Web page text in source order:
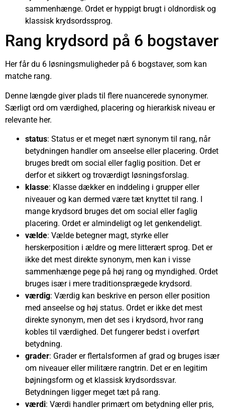
sammenhænge. Ordet er hyppigt brugt i oldnordisk og
klassisk krydsordssprog.
Rang krydsord på 6 bogstaver
Her får du 6 løsningsmuligheder på 6 bogstaver, som kan
matche rang.
Denne længde giver plads til flere nuancerede synonymer.
Særligt ord om værdighed, placering og hierarkisk niveau er
relevante her.
status: Status er et meget nært synonym til rang, når
betydningen handler om anseelse eller placering. Ordet
bruges bredt om social eller faglig position. Det er
derfor et sikkert og troværdigt løsningsforslag.
klasse: Klasse dækker en inddeling i grupper eller
niveauer og kan dermed være tæt knyttet til rang. I
mange krydsord bruges det om social eller faglig
placering. Ordet er almindeligt og let genkendeligt.
vældе: Vælde betegner magt, styrke eller
herskerposition i ældre og mere litterært sprog. Det er
ikke det mest direkte synonym, men kan i visse
sammenhænge pege på høj rang og myndighed. Ordet
bruges især i mere traditionsprægede krydsord.
værdig: Værdig kan beskrive en person eller position
med anseelse og høj status. Ordet er ikke det mest
direkte synonym, men det ses i krydsord, hvor rang
kobles til værdighed. Det fungerer bedst i overført
betydning.
grader: Grader er flertalsformen af grad og bruges især
om niveauer eller militære rangtrin. Det er en legitim
bøjningsform og et klassisk krydsordssvar.
Betydningen ligger meget tæt på rang.
værdi: Værdi handler primært om betydning eller pris,